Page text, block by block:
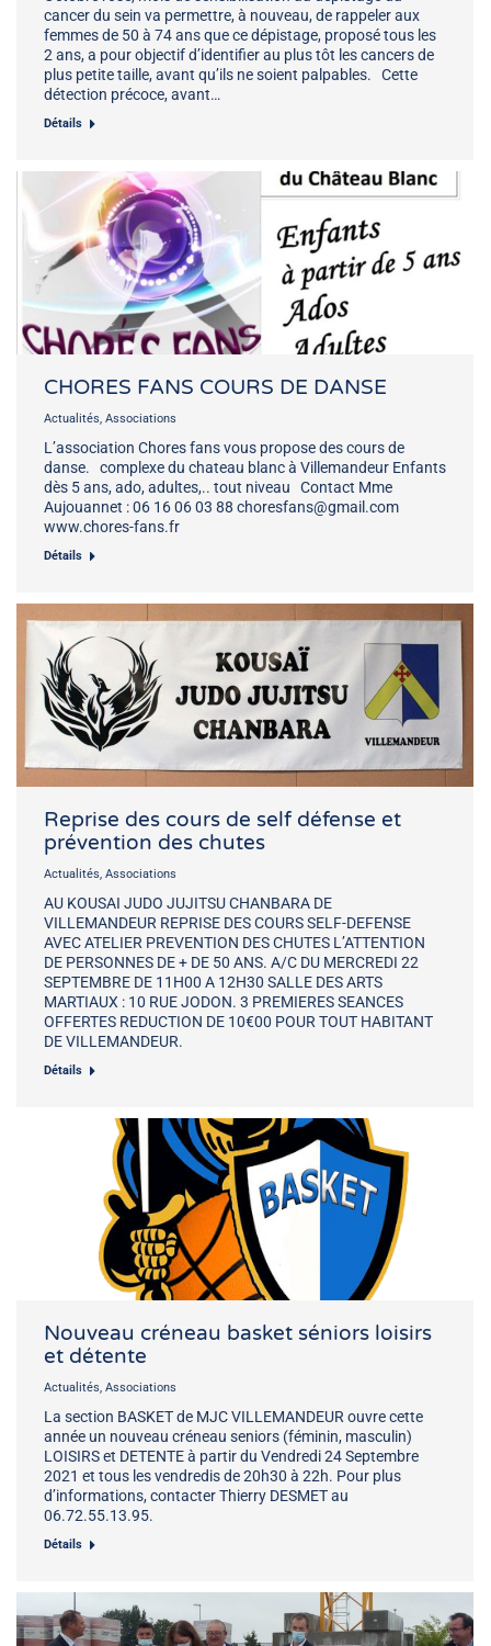
cancer du sein va permettre, à nouveau, de rappeler aux
femmes de 50 à 74 ans que ce dépistage, proposé tous les
2 ans, a pour objectif d’identifier au plus tôt les cancers de
plus petite taille, avant qu’ils ne soient palpables. Cette
détection précoce, avant…
Détails
CHORES FANS COURS DE DANSE
Actualités, Associations
L’association Chores fans vous propose des cours de
danse. complexe du chateau blanc à Villemandeur Enfants
dès 5 ans, ado, adultes,.. tout niveau Contact Mme
Aujouannet : 06 16 06 03 88 choresfans@gmail.com
www.chores-fans.fr
Détails
Reprise des cours de self défense et
prévention des chutes
Actualités, Associations
AU KOUSAI JUDO JUJITSU CHANBARA DE
VILLEMANDEUR REPRISE DES COURS SELF-DEFENSE
AVEC ATELIER PREVENTION DES CHUTES L’ATTENTION
DE PERSONNES DE + DE 50 ANS. A/C DU MERCREDI 22
SEPTEMBRE DE 11H00 A 12H30 SALLE DES ARTS
MARTIAUX : 10 RUE JODON. 3 PREMIERES SEANCES
OFFERTES REDUCTION DE 10€00 POUR TOUT HABITANT
DE VILLEMANDEUR.
Détails
Nouveau créneau basket séniors loisirs
et détente
Actualités, Associations
La section BASKET de MJC VILLEMANDEUR ouvre cette
année un nouveau créneau seniors (féminin, masculin)
LOISIRS et DETENTE à partir du Vendredi 24 Septembre
2021 et tous les vendredis de 20h30 à 22h. Pour plus
d’informations, contacter Thierry DESMET au
06.72.55.13.95.
Détails